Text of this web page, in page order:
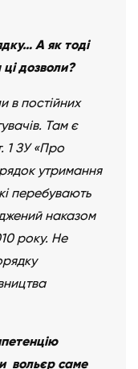
А як тоді
дозволи?
в постійних
Там є
1 ЗУ «Про
утримання
перебувають
наказом
року. Не
вольєр саме